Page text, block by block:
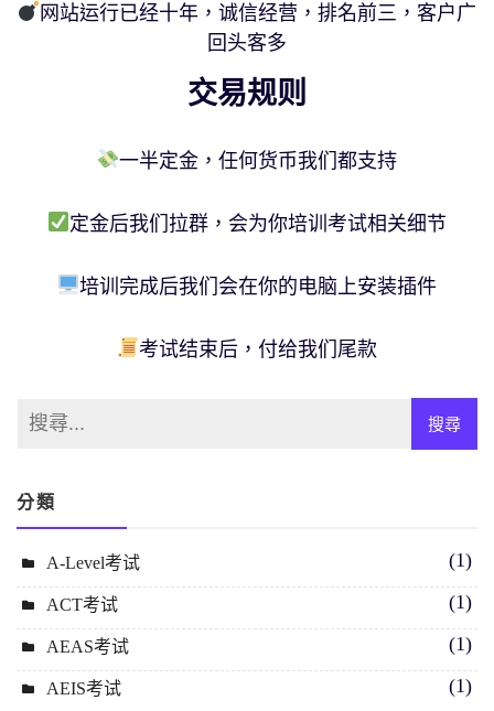
网站运行已经十年，诚信经营，排名前三，客户广
回头客多
交易规则
一半定金，任何货币我们都支持
定金后我们拉群，会为你培训考试相关细节
培训完成后我们会在你的电脑上安装插件
考试结束后，付给我们尾款
分類
A-Level考试 (1)
ACT考试 (1)
AEAS考试 (1)
AEIS考试 (1)